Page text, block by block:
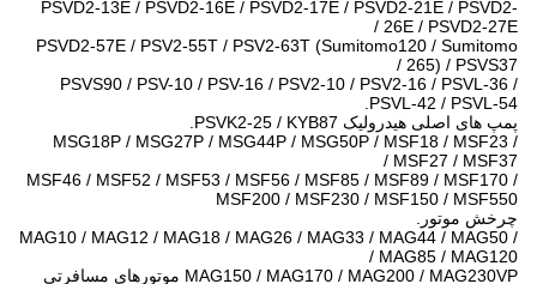
PSVD2-13E / PSVD2-16E / PSVD2-17E / PSVD2-21E / PSVD2-
26E / PSVD2-27E /
PSVD2-57E / PSV2-55T / PSV2-63T (Sumitomo120 / Sumitomo
265) / PSVS37 /
PSVS90 / PSV-10 / PSV-16 / PSV2-10 / PSV2-16 / PSVL-36 /
PSVL-42 / PSVL-54.
پمپ های اصلی هیدرولیک PSVK2-25 / KYB87.
MSG18P / MSG27P / MSG44P / MSG50P / MSF18 / MSF23 /
MSF27 / MSF37 /
MSF46 / MSF52 / MSF53 / MSF56 / MSF85 / MSF89 / MSF170 /
MSF200 / MSF230 / MSF150 / MSF550
چرخش موتور.
MAG10 / MAG12 / MAG18 / MAG26 / MAG33 / MAG44 / MAG50 /
MAG85 / MAG120 /
MAG150 / MAG170 / MAG200 / MAG230VP موتورهای مسافرتی